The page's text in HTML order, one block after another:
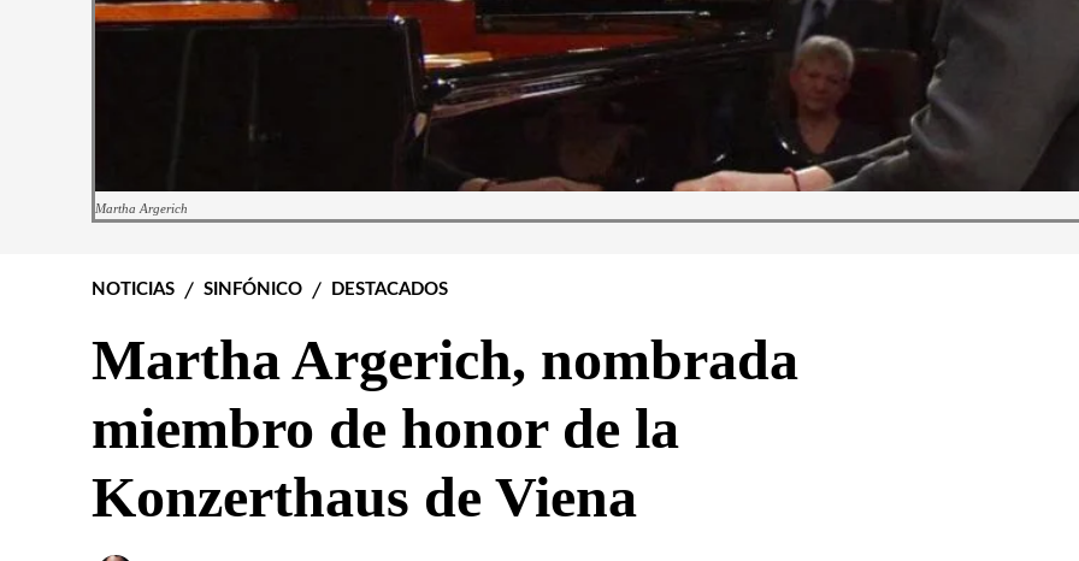
Martha Argerich
NOTICIAS SINFÓNICO DESTACADOS
Martha Argerich, nombrada
miembro de honor de la
Konzerthaus de Viena